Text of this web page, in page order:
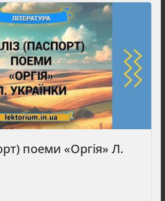
поеми «Оргія» Л.